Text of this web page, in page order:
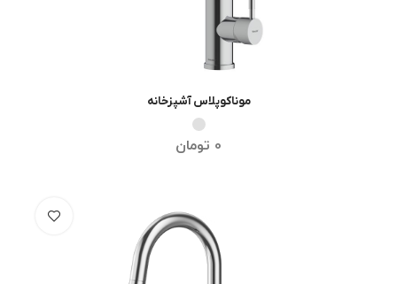
انتخاب گزینه ها
موناکوپلاس آشپزخانه
0 تومان